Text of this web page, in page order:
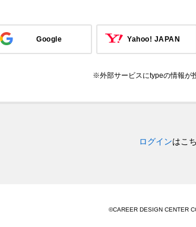
Google Yahoo! JAPAN
※外部サービスにtypeの情報が
ログインはこ
©CAREER DESIGN CENTER